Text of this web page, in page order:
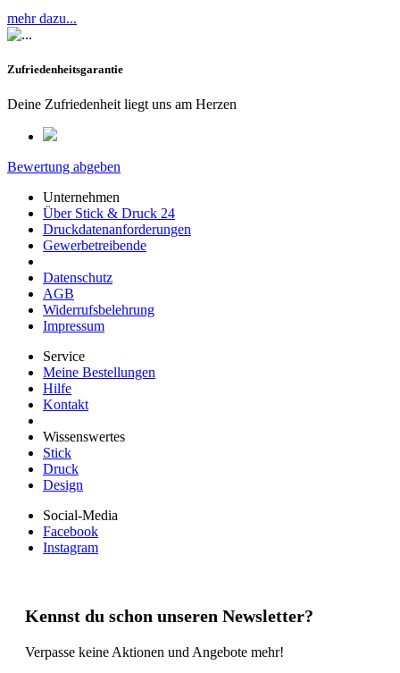
mehr dazu...
Zufriedenheitsgarantie
Deine Zufriedenheit liegt uns am Herzen
Bewertung abgeben
Unternehmen
Über Stick & Druck 24
Druckdatenanforderungen
Gewerbetreibende
Datenschutz
AGB
Widerrufsbelehrung
Impressum
Service
Meine Bestellungen
Hilfe
Kontakt
Wissenswertes
Stick
Druck
Design
Social-Media
Facebook
Instagram
Kennst du schon unseren Newsletter?
Verpasse keine Aktionen und Angebote mehr!